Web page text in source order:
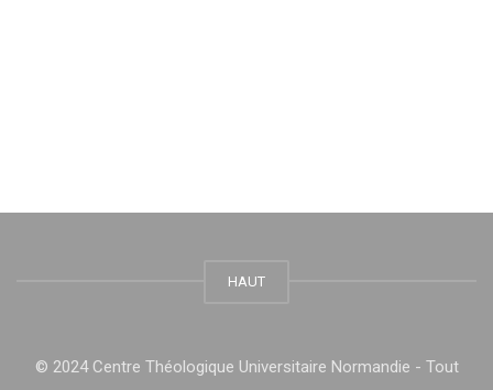
HAUT
© 2024 Centre Théologique Universitaire Normandie - Tout